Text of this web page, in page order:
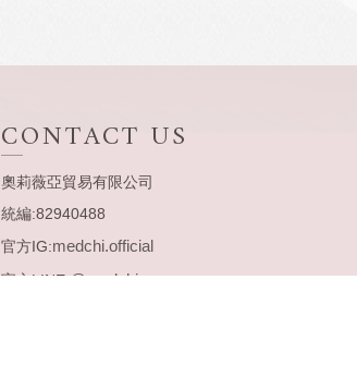
奧莉薇亞貿易有限公司
統編:82940488
官方IG:medchi.official
官方LINE:@medchi